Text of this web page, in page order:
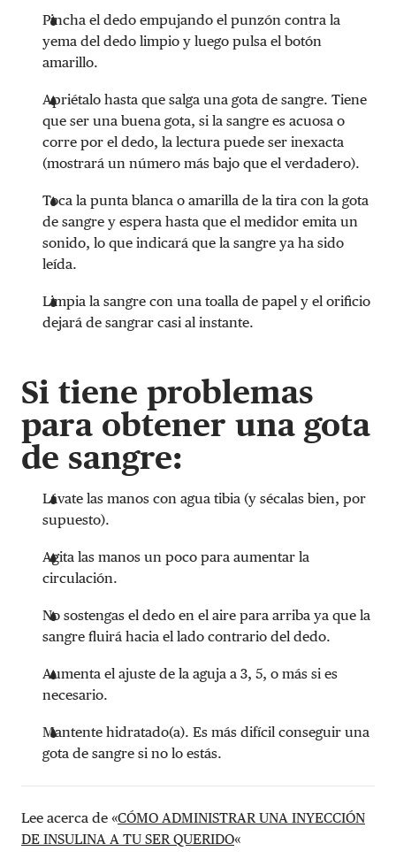
Pincha el dedo empujando el punzón contra la
yema del dedo limpio y luego pulsa el botón
amarillo.
Apriétalo hasta que salga una gota de sangre. Tiene
que ser una buena gota, si la sangre es acuosa o
corre por el dedo, la lectura puede ser inexacta
(mostrará un número más bajo que el verdadero).
Toca la punta blanca o amarilla de la tira con la gota
de sangre y espera hasta que el medidor emita un
sonido, lo que indicará que la sangre ya ha sido
leída.
Limpia la sangre con una toalla de papel y el orificio
dejará de sangrar casi al instante.
Si tiene problemas
para obtener una gota
de sangre:
Lávate las manos con agua tibia (y sécalas bien, por
supuesto).
Agita las manos un poco para aumentar la
circulación.
No sostengas el dedo en el aire para arriba ya que la
sangre fluirá hacia el lado contrario del dedo.
Aumenta el ajuste de la aguja a 3, 5, o más si es
necesario.
Mantente hidratado(a). Es más difícil conseguir una
gota de sangre si no lo estás.
Lee acerca de «CÓMO ADMINISTRAR UNA INYECCIÓN
DE INSULINA A TU SER QUERIDO«